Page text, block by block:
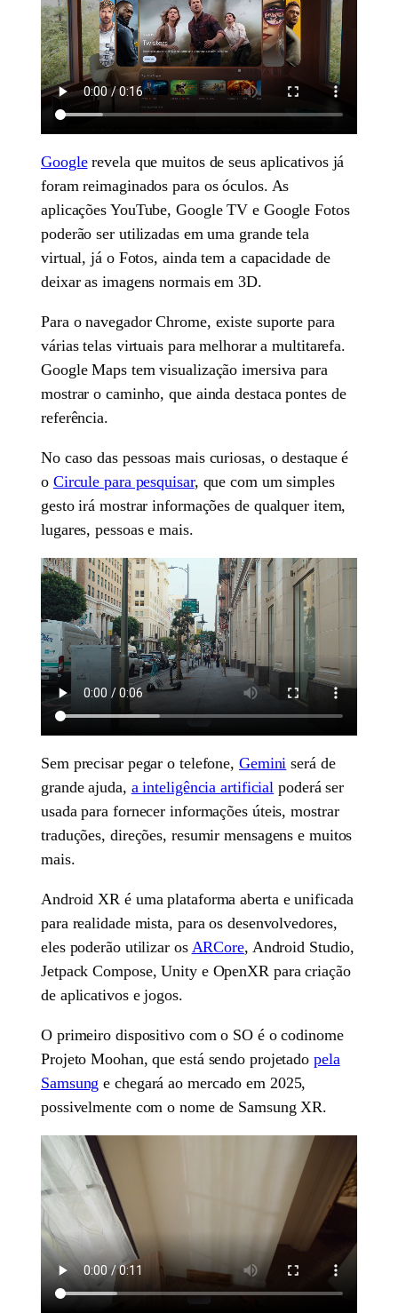
Googlerevela que muitos de seus aplicativos já
foram reimaginados para os óculos. As
aplicações YouTube, Google TV e Google Fotos
poderão ser utilizadas em uma grande tela
virtual, já o Fotos, ainda tem a capacidade de
deixar as imagens normais em 3D.
Para o navegador Chrome, existe suporte para
várias telas virtuais para melhorar a multitarefa.
Google Maps tem visualização imersiva para
mostrar o caminho, que ainda destaca pontes de
referência.
No caso das pessoas mais curiosas, o destaque é
o Circule para pesquisar, que com um simples
gesto irá mostrar informações de qualquer item,
lugares, pessoas e mais.
Sem precisar pegar o telefone, Gemini será de
grande ajuda, a inteligência artificial poderá ser
usada para fornecer informações úteis, mostrar
traduções, direções, resumir mensagens e muitos
mais.
Android XR é uma plataforma aberta e unificada
para realidade mista, para os desenvolvedores,
eles poderão utilizar os ARCore, Android Studio,
Jetpack Compose, Unity e OpenXR para criação
de aplicativos e jogos.
O primeiro dispositivo com o SO é o codinome
Projeto Moohan, que está sendo projetado pela
Samsung e chegará ao mercado em 2025,
possivelmente com o nome de Samsung XR.